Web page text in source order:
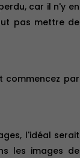
car il n'y en
pas mettre de
commencez par
l'idéal serait
les images de